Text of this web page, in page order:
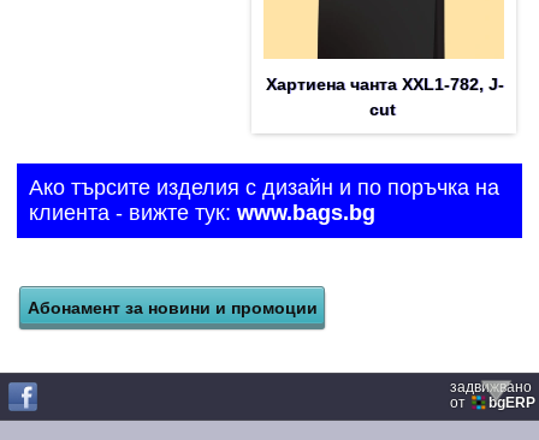
Хартиена чанта XXL1-782, J-
cut
Ако търсите изделия с дизайн и по поръчка на
клиента - вижте тук: www.bags.bg
задвижвано
от
bgERP